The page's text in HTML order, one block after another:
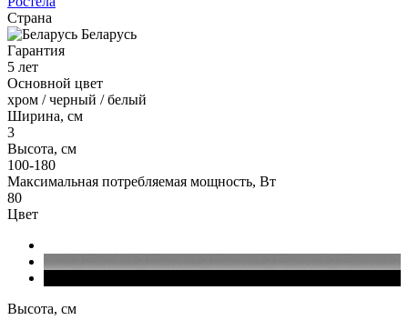
Страна
Беларусь
Гарантия
5 лет
Основной цвет
хром / черный / белый
Ширина, см
3
Высота, см
100-180
Максимальная потребляемая мощность, Вт
80
Цвет
Высота, см